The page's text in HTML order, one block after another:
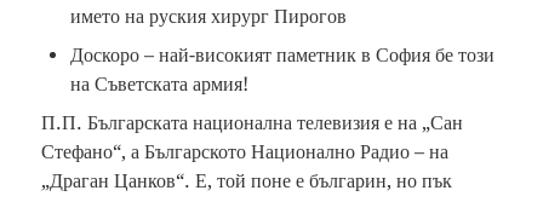
името на руския хирург Пирогов
Доскоро – най-високият паметник в София бе този
на Съветската армия!
П.П. Българската национална телевизия е на „Сан
Стефано“, а Българското Национално Радио – на
„Драган Цанков“. Е, той поне е българин, но пък